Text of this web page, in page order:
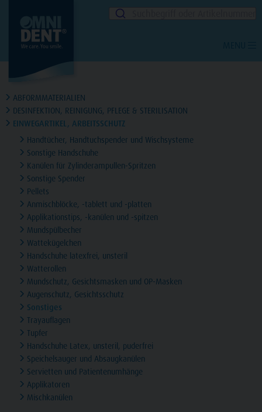
ABFORMMATERIALIEN
DESINFEKTION, REINIGUNG, PFLEGE & STERILISATION
EINWEGARTIKEL, ARBEITSSCHUTZ
Handtücher, Handtuchspender und Wischsysteme
Sonstige Handschuhe
Kanülen für Zylinderampullen-Spritzen
Sonstige Spender
Pellets
Anmischblöcke, -tablett und -platten
Applikationstips, -kanülen und -spitzen
Mundspülbecher
Wattekügelchen
Handschuhe latexfrei, unsteril
Watterollen
Mundschutz, Gesichtsmasken und OP-Masken
Augenschutz, Gesichtsschutz
Sonstiges
Trayauflagen
Tupfer
Handschuhe Latex, unsteril, puderfrei
Speichelsauger und Absaugkanülen
Servietten und Patientenumhänge
Applikatoren
Mischkanülen